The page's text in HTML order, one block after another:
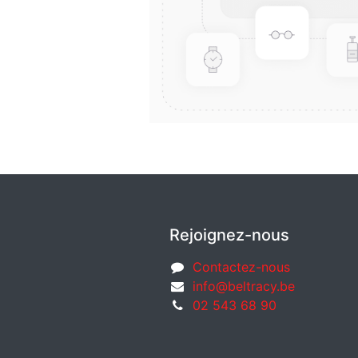
Rejoignez-nous
Contactez-nous
info@beltracy.be
02 543 68 90